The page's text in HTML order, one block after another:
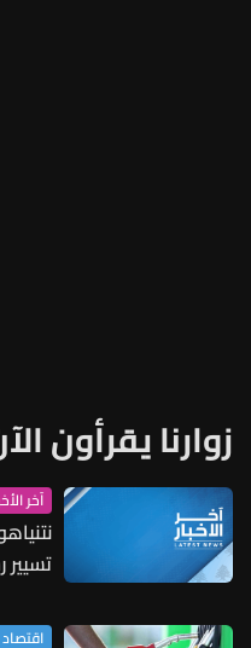
زوارنا يقرأون
آخر
اقتصاد